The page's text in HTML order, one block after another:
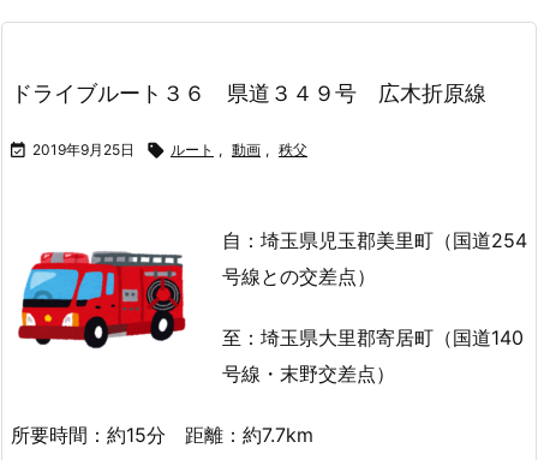
ドライブルート３６ 県道３４９号 広木折原線
 2019年9月25日  ルート , 動画 , 秩父
自：埼玉県児玉郡美里町（国道254
号線との交差点）
至：埼玉県大里郡寄居町（国道140
号線・末野交差点）
所要時間：約15分 距離：約7.7km